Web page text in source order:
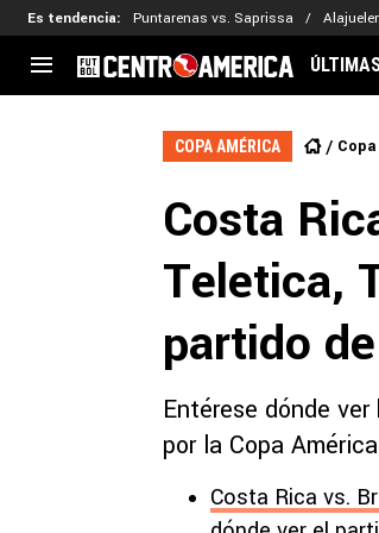
Es tendencia: Puntarenas vs. Saprissa
CENTROAMÉRICA
CONCACAF
Liga de
Copa de
MLS
COPA AMÉRICA
Costa
Teletica,
partido
Entérese dónde
por la Copa
Costa Rica vs.